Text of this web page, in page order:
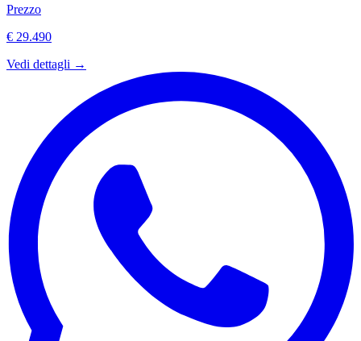
Prezzo
€ 29.490
Vedi dettagli →